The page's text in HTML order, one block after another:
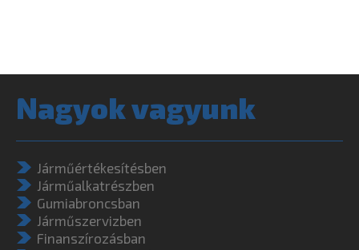
Nagyok vagyunk
Járműértékesítésben
Járműalkatrészben
Gumiabroncsban
Járműszervizben
Finanszírozásban